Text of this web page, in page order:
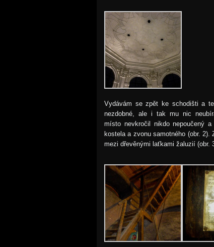
Vydávám se zpět ke schodišti a
nezdobné, ale i tak mu nic
místo nevkročil nikdo nepoučený
kostela a zvonu samotného (obr.
mezi dřevěnými laťkami žaluzií (obr.